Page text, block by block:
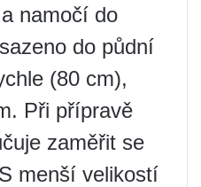
namočí do
do půdní
(80 cm),
Při přípravě
zaměřit se
menší velikostí